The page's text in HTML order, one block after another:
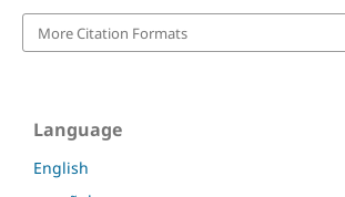
More Citation Formats
Language
English